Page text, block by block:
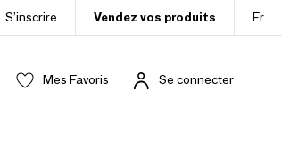
S’inscrire Vendez vos produits Fr
Mes Favoris Se connecter